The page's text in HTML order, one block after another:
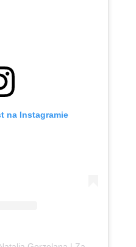
na Instagramie